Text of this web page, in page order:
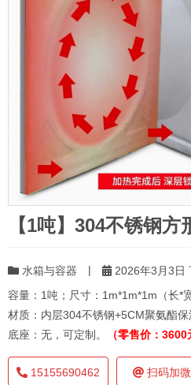
【1吨】304不锈钢方
水箱与容器 |
2026年3月3日
容量：1吨；尺寸：1m*1m*1m（长*
材质：内层304不锈钢+5CM聚氨酯保
底座：无，可定制。
（零售价：3600
15155690462 扫码加